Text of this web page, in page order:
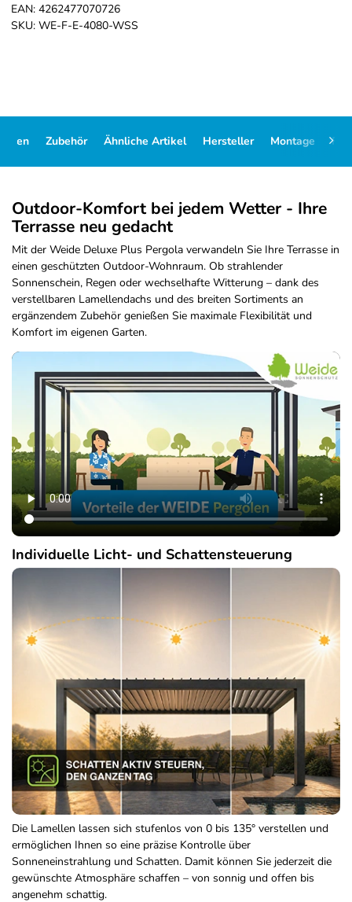
EAN: 4262477070726
SKU: WE-F-E-4080-WSS
Zubehör Ähnliche Artikel Hersteller Montage
Outdoor-Komfort bei jedem Wetter - Ihre
Terrasse neu gedacht
Mit der Weide Deluxe Plus Pergola verwandeln Sie Ihre Terrasse in
einen geschützten Outdoor-Wohnraum. Ob strahlender
Sonnenschein, Regen oder wechselhafte Witterung – dank des
verstellbaren Lamellendachs und des breiten Sortiments an
ergänzendem Zubehör genießen Sie maximale Flexibilität und
Komfort im eigenen Garten.
Individuelle Licht- und Schattensteuerung
Die Lamellen lassen sich stufenlos von 0 bis 135° verstellen und
ermöglichen Ihnen so eine präzise Kontrolle über
Sonneneinstrahlung und Schatten. Damit können Sie jederzeit die
gewünschte Atmosphäre schaffen – von sonnig und offen bis
angenehm schattig.